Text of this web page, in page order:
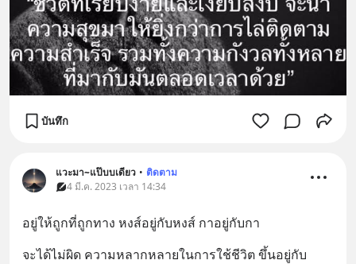
บันทึก
แวะมา~แป๊บบเดียว • ติดตาม
4 มี.ค. 2023 เวลา 14:34
อยู่ให้ถูกที่ถูกทาง หงส์อยู่กับหงส์ กาอยู่กับกา
จะได้ไม่ผิด ความหลากหลายในการใช้ชีวิต ขึ้นอยู่กับ